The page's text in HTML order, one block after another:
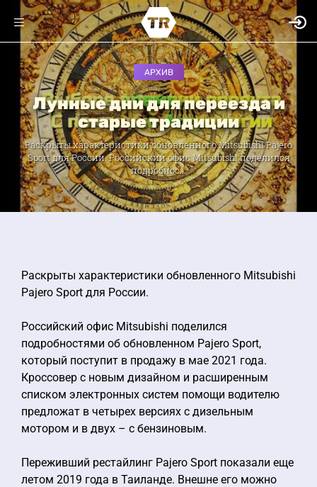
АРХИВ
Лунные дни для переезда и
старые традиции
Раскрыты характеристики обновленного Mitsubishi Pajero
Sport для России. Российский офис Mitsubishi поделился
подробнос...
Раскрыты характеристики обновленного Mitsubishi
Pajero Sport для России.
Российский офис Mitsubishi поделился
подробностями об обновленном Pajero Sport,
который поступит в продажу в мае 2021 года.
Кроссовер с новым дизайном и расширенным
списком электронных систем помощи водителю
предложат в четырех версиях с дизельным
мотором и в двух – с бензиновым.
Переживший рестайлинг Pajero Sport показали еще
летом 2019 года в Таиланде. Внешне его можно